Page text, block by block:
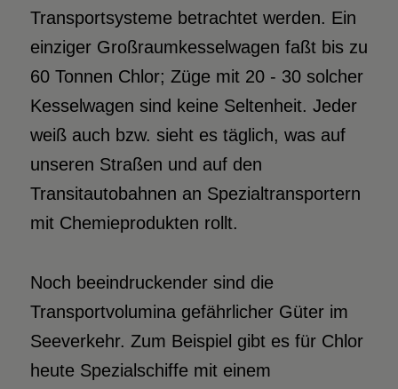
Transportsysteme betrachtet werden. Ein
einziger Großraumkesselwagen faßt bis zu
60 Tonnen Chlor; Züge mit 20 - 30 solcher
Kesselwagen sind keine Seltenheit. Jeder
weiß auch bzw. sieht es täglich, was auf
unseren Straßen und auf den
Transitautobahnen an Spezialtransportern
mit Chemieprodukten rollt.
Noch beeindruckender sind die
Transportvolumina gefährlicher Güter im
Seeverkehr. Zum Beispiel gibt es für Chlor
heute Spezialschiffe mit einem